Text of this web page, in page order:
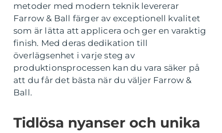
metoder med modern teknik levererar
Farrow & Ball färger av exceptionell kvalitet
som är lätta att applicera och ger en varaktig
finish. Med deras dedikation till
överlägsenhet i varje steg av
produktionsprocessen kan du vara säker på
att du får det bästa när du väljer Farrow &
Ball.
Tidlösa nyanser och unika